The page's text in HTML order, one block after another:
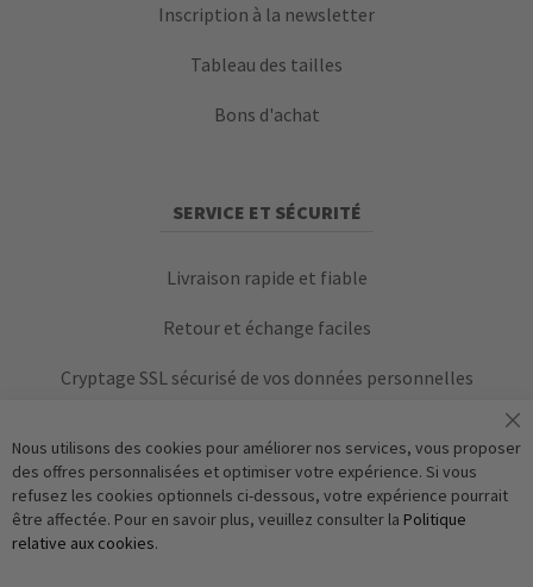
Inscription à la newsletter
Tableau des tailles
Bons d'achat
SERVICE ET SÉCURITÉ
Livraison rapide et fiable
Retour et échange faciles
Cryptage SSL sécurisé de vos données personnelles
Nous utilisons des cookies pour améliorer nos services, vous proposer
des offres personnalisées et optimiser votre expérience. Si vous
refusez les cookies optionnels ci-dessous, votre expérience pourrait
être affectée. Pour en savoir plus, veuillez consulter la Politique
relative aux cookies.